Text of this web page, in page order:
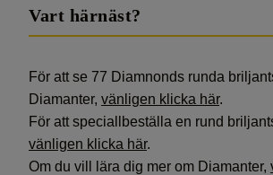
Vart härnäst?
För att se 77 Diamnonds runda
Diamanter, vänligen klicka här.
För att speciallbeställa en rund
vänligen klicka här.
Om du vill lära dig mer om Diamanter,